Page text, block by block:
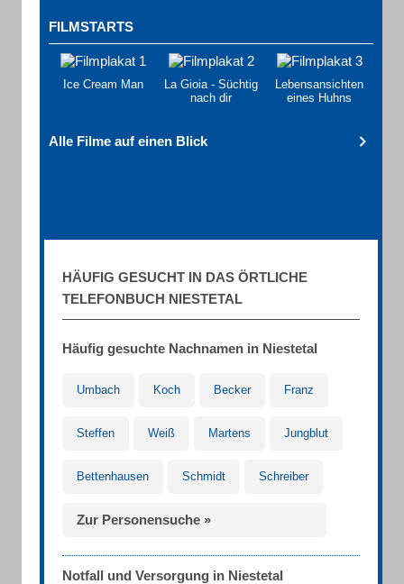
FILMSTARTS
Ice Cream Man
La Gioia - Süchtig
nach dir
Lebensansichten
eines Huhns
Alle Filme auf einen Blick
HÄUFIG GESUCHT IN DAS ÖRTLICHE
TELEFONBUCH NIESTETAL
Häufig gesuchte Nachnamen in Niestetal
Umbach Koch Becker Franz
Steffen Weiß Martens Jungblut
Bettenhausen Schmidt Schreiber
Zur Personensuche »
Notfall und Versorgung in Niestetal